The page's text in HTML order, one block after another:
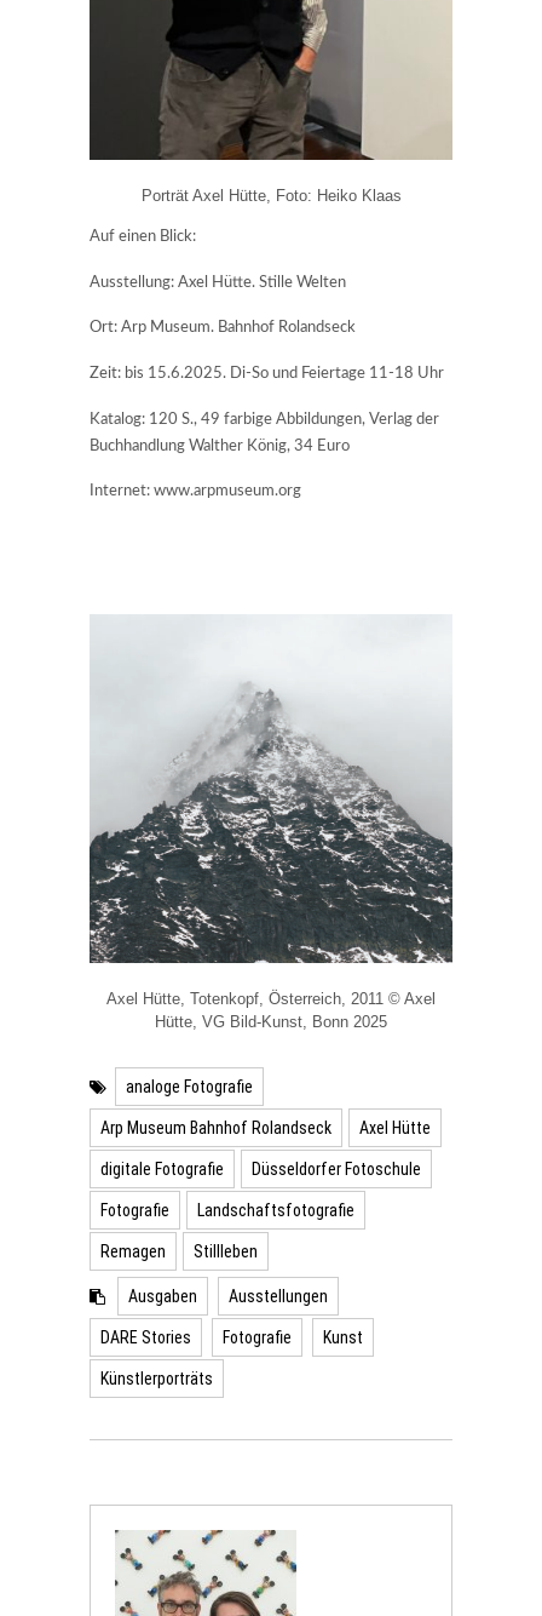
Porträt Axel Hütte, Foto: Heiko Klaas
Auf einen Blick:
Ausstellung: Axel Hütte. Stille Welten
Ort: Arp Museum. Bahnhof Rolandseck
Zeit: bis 15.6.2025. Di-So und Feiertage 11-18 Uhr
Katalog: 120 S., 49 farbige Abbildungen, Verlag der
Buchhandlung Walther König, 34 Euro
Internet: www.arpmuseum.org
Axel Hütte, Totenkopf, Österreich, 2011 © Axel
Hütte, VG Bild-Kunst, Bonn 2025
analoge Fotografie
Arp Museum Bahnhof Rolandseck Axel Hütte
digitale Fotografie Düsseldorfer Fotoschule
Fotografie Landschaftsfotografie
Remagen Stillleben
Ausgaben Ausstellungen
DARE Stories Fotografie Kunst
Künstlerporträts